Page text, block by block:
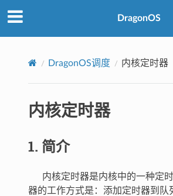
DragonOS
DragonOS调度 内核定时器
内核定时器
1. 简介
内核定时器是内核中的一种定
器的工作方式是：添加定时器到队